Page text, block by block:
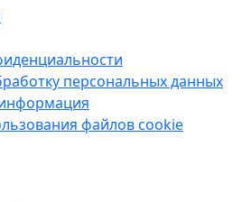
персональных данных
файлов cookie